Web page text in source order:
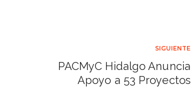
SIGUIENTE
PACMyC Hidalgo Anuncia
Apoyo a 53 Proyectos